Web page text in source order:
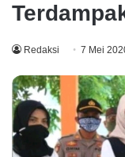
Redaksi 7 Mei